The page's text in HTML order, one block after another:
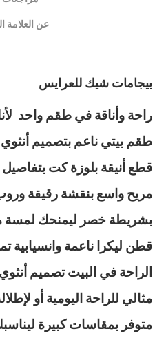
عن العلامة
بيجامات شيك للعرايس
راحة وأناقة في طقم واحد
طقم بيتي ناعم بتصميم
قطع أنيقة بلوزة كت بتفاصيل
مريح واسع بنقشة رقيقة
بشريطة خصر ليمنحك لمسة
قطن ليكرا ناعمة
الراحة في البيت تصميم
مثالي للراحة اليومية أو
متوفر بمقاسات كبيرة